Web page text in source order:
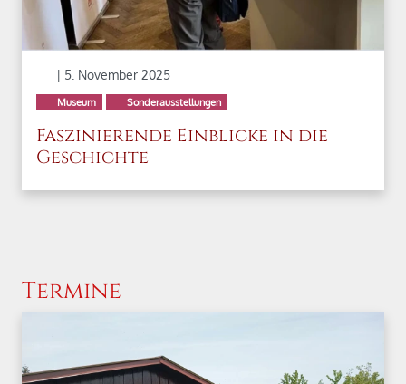
| 5. November 2025
Museum Sonderausstellungen
Faszinierende Einblicke in die
Geschichte
Termine